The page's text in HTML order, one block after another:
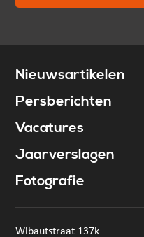
Nieuwsartikelen
Persberichten
Vacatures
Jaarverslagen
Fotografie
Wibautstraat 137k